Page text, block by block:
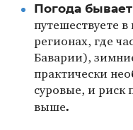
Погода
путешествуете
регионах, где
Баварии),
практически
суровые, и риск
выше.